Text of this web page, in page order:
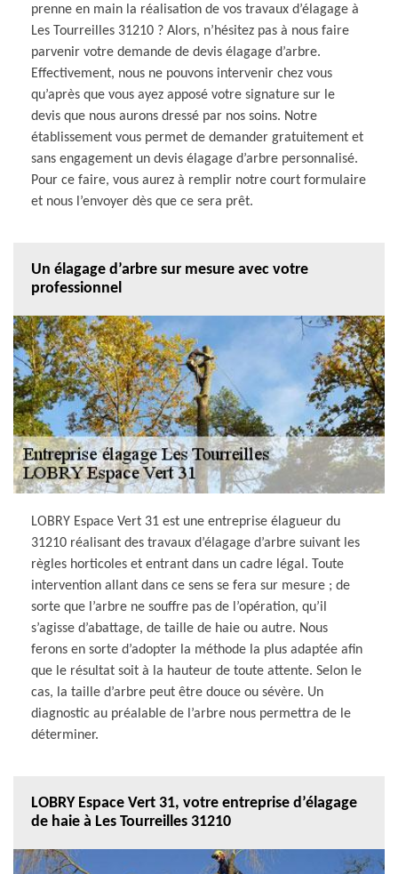
prenne en main la réalisation de vos travaux d’élagage à
Les Tourreilles 31210 ? Alors, n’hésitez pas à nous faire
parvenir votre demande de devis élagage d’arbre.
Effectivement, nous ne pouvons intervenir chez vous
qu’après que vous ayez apposé votre signature sur le
devis que nous aurons dressé par nos soins. Notre
établissement vous permet de demander gratuitement et
sans engagement un devis élagage d’arbre personnalisé.
Pour ce faire, vous aurez à remplir notre court formulaire
et nous l’envoyer dès que ce sera prêt.
Un élagage d’arbre sur mesure avec votre
professionnel
LOBRY Espace Vert 31 est une entreprise élagueur du
31210 réalisant des travaux d’élagage d’arbre suivant les
règles horticoles et entrant dans un cadre légal. Toute
intervention allant dans ce sens se fera sur mesure ; de
sorte que l’arbre ne souffre pas de l’opération, qu’il
s’agisse d’abattage, de taille de haie ou autre. Nous
ferons en sorte d’adopter la méthode la plus adaptée afin
que le résultat soit à la hauteur de toute attente. Selon le
cas, la taille d’arbre peut être douce ou sévère. Un
diagnostic au préalable de l’arbre nous permettra de le
déterminer.
LOBRY Espace Vert 31, votre entreprise d’élagage
de haie à Les Tourreilles 31210